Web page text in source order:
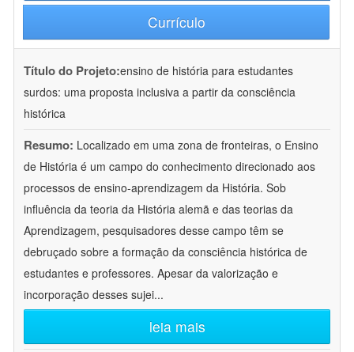
Currículo
Título do Projeto:ensino de história para estudantes
surdos: uma proposta inclusiva a partir da consciência
histórica
Resumo: Localizado em uma zona de fronteiras, o Ensino
de História é um campo do conhecimento direcionado aos
processos de ensino-aprendizagem da História. Sob
influência da teoria da História alemã e das teorias da
Aprendizagem, pesquisadores desse campo têm se
debruçado sobre a formação da consciência histórica de
estudantes e professores. Apesar da valorização e
incorporação desses sujei...
leia mais